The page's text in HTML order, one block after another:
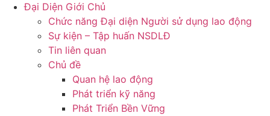
Đại Diện Giới Chủ
Chức năng Đại diện Người sử dụng lao động
Sự kiện – Tập huấn NSDLĐ
Tin liên quan
Chủ đề
Quan hệ lao động
Phát triển kỹ năng
Phát Triển Bền Vững